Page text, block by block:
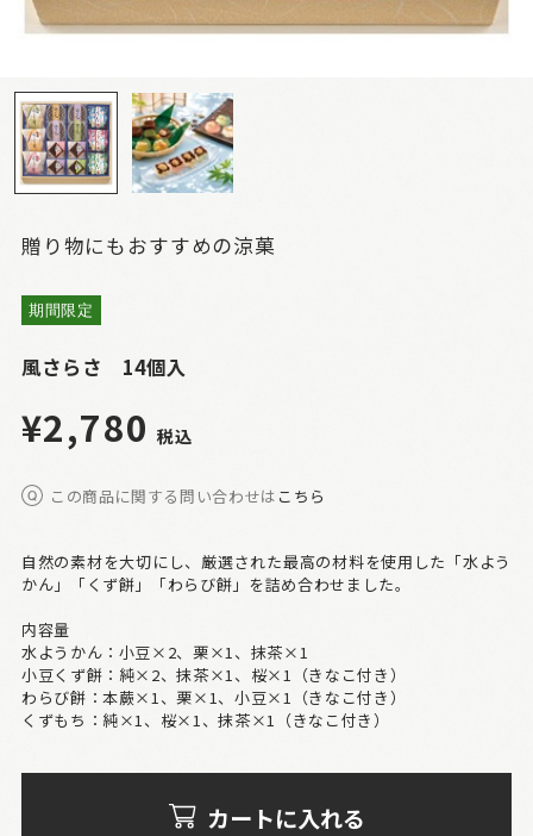
贈り物にもおすすめの涼菓
期間限定
風さらさ 14個入
¥2,780 税込
この商品に関する問い合わせは こちら
自然の素材を大切にし、厳選された最高の材料を使用した「水よう
かん」「くず餅」「わらび餅」を詰め合わせました。
内容量
水ようかん：小豆×2、栗×1、抹茶×1
小豆くず餅：純×2、抹茶×1、桜×1（きなこ付き）
わらび餅：本蕨×1、栗×1、小豆×1（きなこ付き）
くずもち：純×1、桜×1、抹茶×1（きなこ付き）
カートに入れる